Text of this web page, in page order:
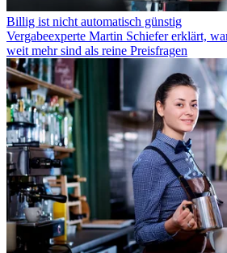
Billig ist nicht automatisch günstig
Vergabeexperte Martin Schiefer erklärt,
weit mehr sind als reine Preisfragen